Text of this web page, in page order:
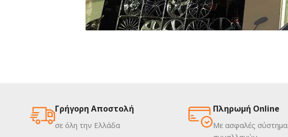
Γρήγορη Αποστολή
σε όλη την Ελλάδα
Πληρωμή Online
Με ασφαλές σύστημα